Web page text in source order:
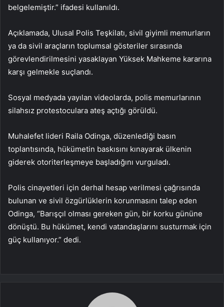
belgelemiştir.” ifadesi kullanıldı.
Açıklamada, Ulusal Polis Teşkilatı, sivil giyimli memurların
ya da sivil araçların toplumsal gösteriler sırasında
görevlendirilmesini yasaklayan Yüksek Mahkeme kararına
karşı gelmekle suçlandı.
Sosyal medyada yayılan videolarda, polis memurlarının
silahsız protestoculara ateş açtığı görüldü.
Muhalefet lideri Raila Odinga, düzenlediği basın
toplantısında, hükümetin baskısını kınayarak ülkenin
giderek otoriterleşmeye başladığını vurguladı.
Polis cinayetleri için derhal hesap verilmesi çağrısında
bulunan ve sivil özgürlüklerin korunmasını talep eden
Odinga, “Barışçıl olması gereken gün, bir korku gününe
dönüştü. Bu hükümet, kendi vatandaşlarını susturmak için
güç kullanıyor.” dedi.